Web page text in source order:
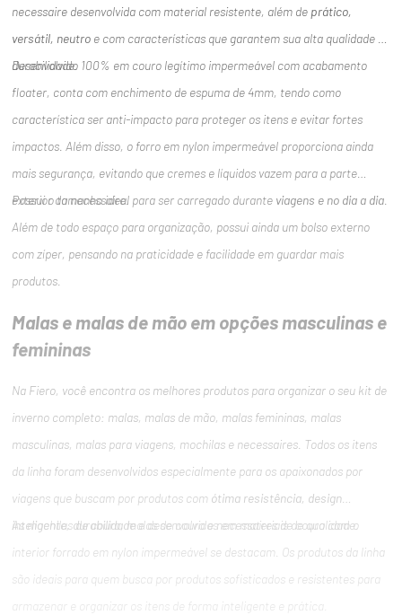
necessaire desenvolvida com material resistente, além de prático,
versátil, neutroe com características que garantem sua alta qualidade e
durabilidade.
Desenvolvido 100% em couro legítimo impermeável com acabamento
floater, conta com enchimento de espuma de 4mm, tendo como
característica ser anti-impacto para proteger os itens e evitar fortes
impactos. Além disso, o forro em nylon impermeável proporciona ainda
mais segurança, evitando que cremes e líquidos vazem para a parte
exterior da necessaire.
Possui o tamanho ideal para ser carregado durante viagens e no dia a dia.
Além de todo espaço para organização, possui ainda um bolso externo
com zíper, pensando na praticidade e facilidade em guardar mais
produtos.
Malas e malas de mão em opções masculinas e
femininas
Na Fiero, você encontra os melhores produtos para organizar o seu kit de
inverno completo: malas, malas de mão, malas femininas, malas
masculinas, malas para viagens, mochilas e necessaires. Todos os itens
da linha foram desenvolvidos especialmente para os apaixonados por
viagens que buscam por produtos com ótima resistência, design
inteligente, durabilidadee desenvolvidos em materiais de qualidade.
As mochilas de couro, malas de couro e necessaires de couro com o
interior forrado em nylon impermeável se destacam. Os produtos da linha
são ideais para quem busca por produtos sofisticados e resistentes para
armazenar e organizar os itens de forma inteligente e prática.